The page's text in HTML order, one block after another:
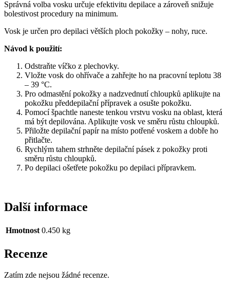
Správná volba vosku určuje efektivitu depilace a zároveň snižuje
bolestivost procedury na minimum.
Vosk je určen pro depilaci větších ploch pokožky – nohy, ruce.
Návod k použití:
Odstraňte víčko z plechovky.
Vložte vosk do ohřívače a zahřejte ho na pracovní teplotu 38
– 39 °C.
Pro odmastění pokožky a nadzvednutí chloupků aplikujte na
pokožku předdepilační přípravek a osušte pokožku.
Pomocí špachtle naneste tenkou vrstvu vosku na oblast, která
má být depilována. Aplikujte vosk ve směru růstu chloupků.
Přiložte depilační papír na místo potřené voskem a dobře ho
přitlačte.
Rychlým tahem strhněte depilační pásek z pokožky proti
směru růstu chloupků.
Po depilaci ošetřete pokožku po depilaci přípravkem.
Další informace
Hmotnost 0.450 kg
Recenze
Zatím zde nejsou žádné recenze.